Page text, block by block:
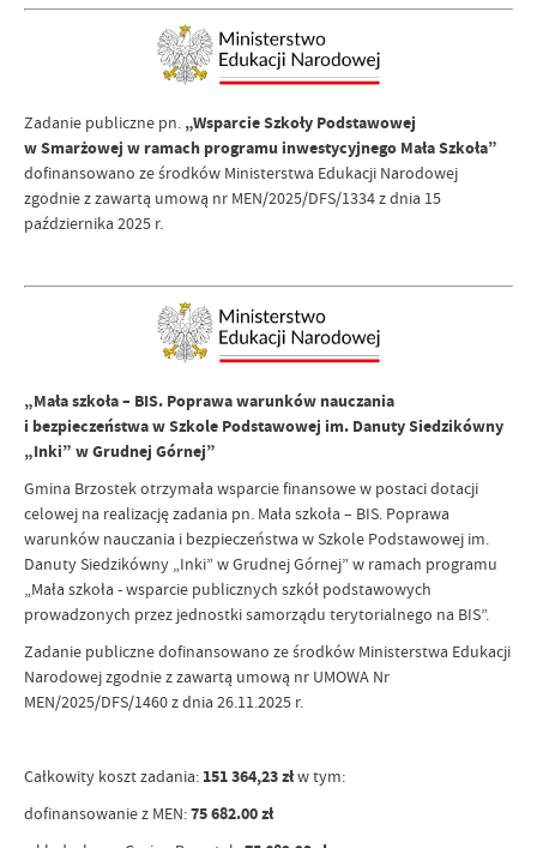
Zadanie publiczne pn. „Wsparcie Szkoły Podstawowej
w Smarżowej w ramach programu inwestycyjnego Mała Szkoła”
dofinansowano ze środków Ministerstwa Edukacji Narodowej
zgodnie z zawartą umową nr MEN/2025/DFS/1334 z dnia 15
października 2025 r.
„Mała szkoła – BIS. Poprawa warunków nauczania
i bezpieczeństwa w Szkole Podstawowej im. Danuty Siedzikówny
„Inki” w Grudnej Górnej”
Gmina Brzostek otrzymała wsparcie finansowe w postaci dotacji
celowej na realizację zadania pn. Mała szkoła – BIS. Poprawa
warunków nauczania i bezpieczeństwa w Szkole Podstawowej im.
Danuty Siedzikówny „Inki” w Grudnej Górnej” w ramach programu
„Mała szkoła - wsparcie publicznych szkół podstawowych
prowadzonych przez jednostki samorządu terytorialnego na BIS”.
Zadanie publiczne dofinansowano ze środków Ministerstwa Edukacji
Narodowej zgodnie z zawartą umową nr UMOWA Nr
MEN/2025/DFS/1460 z dnia 26.11.2025 r.
Całkowity koszt zadania: 151 364,23 złw tym:
dofinansowanie z MEN:75 682.00 zł